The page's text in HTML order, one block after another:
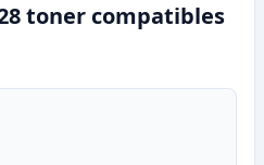
toner compatibles